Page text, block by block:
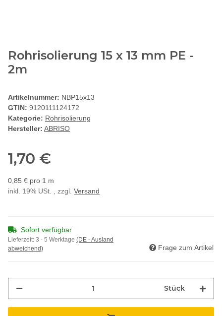
Rohrisolierung 15 x 13 mm PE -
2m
Artikelnummer: NBP15x13
GTIN: 9120111124172
Kategorie: Rohrisolierung
Hersteller: ABRISO
1,70 €
0,85 € pro 1 m
inkl. 19% USt. , zzgl. Versand
Sofort verfügbar
Lieferzeit: 3 - 5 Werktage (DE - Ausland
abweichend)
Frage zum Artikel
Stück